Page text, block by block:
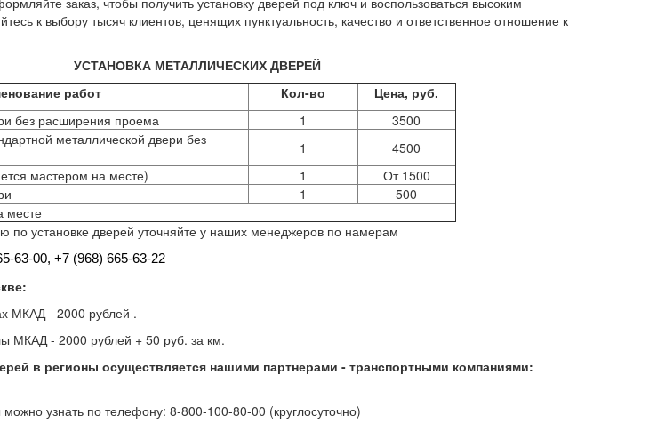
к выбору тысяч клиентов, ценящих пунктуальность, качество и ответственное отношение к
УСТАНОВКА МЕТАЛЛИЧЕСКИХ ДВЕРЕЙ
работ
Кол-во
Цена, руб.
без расширения проема
1
3500
металлической двери без
1
4500
мастером на месте)
1
От 1500
1
500
месте
установке дверей уточняйте у наших менеджеров по намерам
63-00, +7 (968) 665-63-22
МКАД - 2000 рублей .
МКАД - 2000 рублей + 50 руб. за км.
в регионы осуществляется нашими партнерами - транспортными компаниями:
узнать по телефону: 8-800-100-80-00 (круглосуточно)